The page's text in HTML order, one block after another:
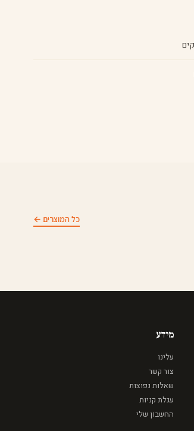
כל המוצרים ←
מידע
עלינו
צור קשר
שאלות נפוצות
עגלת קניות
החשבון שלי